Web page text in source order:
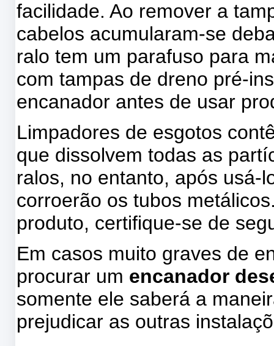
facilidade. Ao remover a
cabelos acumularam-se
ralo tem um parafuso para
com tampas de dreno pré-
encanador antes de usar
Limpadores de esgotos
que dissolvem todas as
ralos, no entanto, após usá-
corroerão os tubos
produto, certifique-se de
Em casos muito graves de
procurar um encanador
somente ele saberá a
prejudicar as outras